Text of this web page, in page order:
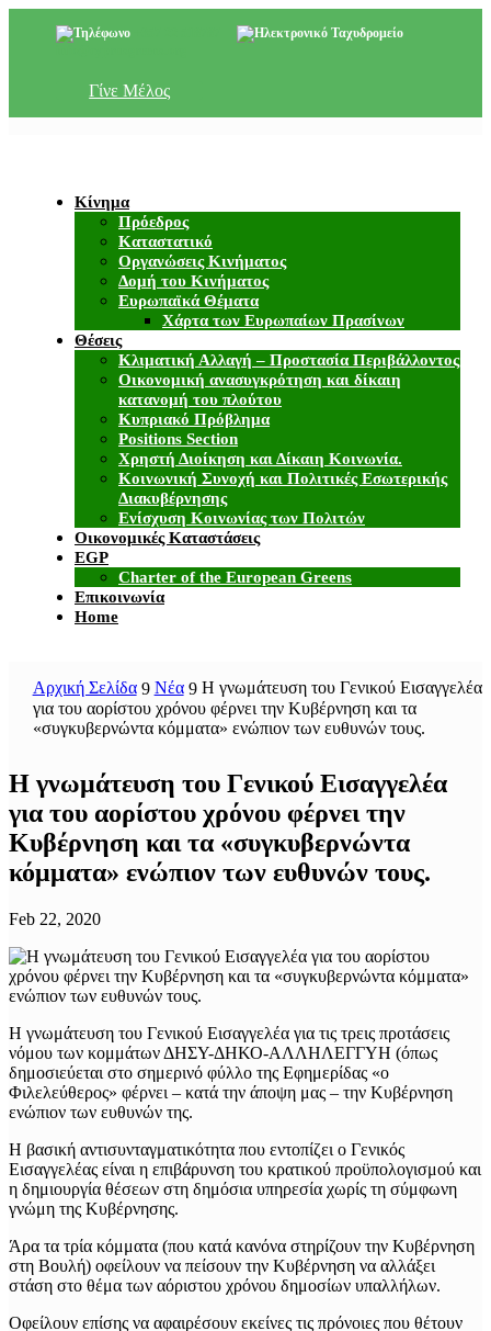
Γίνε Μέλος
Κίνημα
Πρόεδρος
Καταστατικό
Οργανώσεις Κινήματος
Δομή του Κινήματος
Ευρωπαϊκά Θέματα
Χάρτα των Ευρωπαίων Πρασίνων
Θέσεις
Κλιματική Αλλαγή – Προστασία Περιβάλλοντος
Οικονομική ανασυγκρότηση και δίκαιη
κατανομή του πλούτου
Κυπριακό Πρόβλημα
Positions Section
Χρηστή Διοίκηση και Δίκαιη Κοινωνία.
Κοινωνική Συνοχή και Πολιτικές Εσωτερικής
Διακυβέρνησης
Ενίσχυση Κοινωνίας των Πολιτών
Οικονομικές Καταστάσεις
EGP
Charter of the European Greens
Επικοινωνία
Home
Αρχική Σελίδα 9 Νέα 9 Η γνωμάτευση του Γενικού Εισαγγελέα
για του αορίστου χρόνου φέρνει την Κυβέρνηση και τα
«συγκυβερνώντα κόμματα» ενώπιον των ευθυνών τους.
Η γνωμάτευση του Γενικού Εισαγγελέα
για του αορίστου χρόνου φέρνει την
Κυβέρνηση και τα «συγκυβερνώντα
κόμματα» ενώπιον των ευθυνών τους.
Feb 22, 2020
Η γνωμάτευση του Γενικού Εισαγγελέα για τις τρεις προτάσεις
νόμου των κομμάτων ΔΗΣΥ-ΔΗΚΟ-ΑΛΛΗΛΕΓΓΥΗ (όπως
δημοσιεύεται στο σημερινό φύλλο της Εφημερίδας «ο
Φιλελεύθερος» φέρνει – κατά την άποψη μας – την Κυβέρνηση
ενώπιον των ευθυνών της.
Η βασική αντισυνταγματικότητα που εντοπίζει ο Γενικός
Εισαγγελέας είναι η επιβάρυνση του κρατικού προϋπολογισμού και
η δημιουργία θέσεων στη δημόσια υπηρεσία χωρίς τη σύμφωνη
γνώμη της Κυβέρνησης.
Άρα τα τρία κόμματα (που κατά κανόνα στηρίζουν την Κυβέρνηση
στη Βουλή) οφείλουν να πείσουν την Κυβέρνηση να αλλάξει
στάση στο θέμα των αόριστου χρόνου δημοσίων υπαλλήλων.
Οφείλουν επίσης να αφαιρέσουν εκείνες τις πρόνοιες που θέτουν